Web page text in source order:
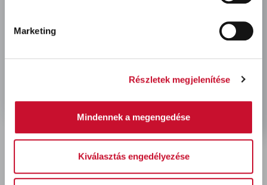
Marketing
Részletek megjelenítése
Mindennek a megengedése
Kiválasztás engedélyezése
Rendelés és szállítás